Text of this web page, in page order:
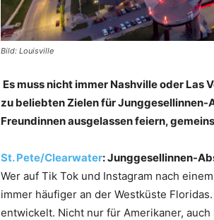
Bild: Louisville
Es muss nicht immer Nashville oder Las
zu beliebten Zielen für Junggesellinnen-
Freundinnen ausgelassen feiern,
St. Pete/Clearwater: Junggesellinnen-
Wer auf Tik Tok und Instagram nach
immer häufiger an der Westküste
entwickelt. Nicht nur für Amerikaner,